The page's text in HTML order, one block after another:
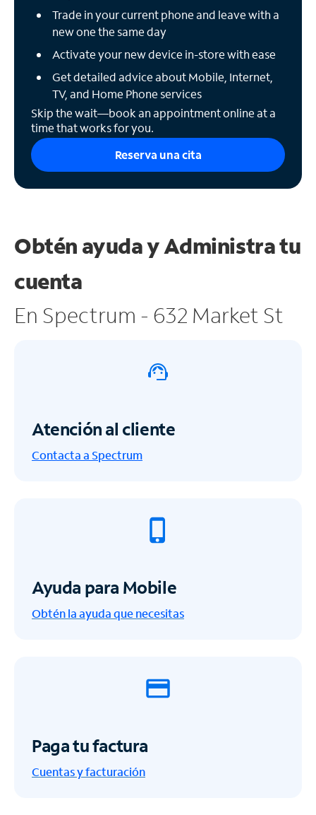
Trade in your current phone and leave with a
new one the same day
Activate your new device in-store with ease
Get detailed advice about Mobile, Internet,
TV, and Home Phone services
Skip the wait—book an appointment online at a
time that works for you.
Reserva una cita
Obtén ayuda yAdministra tu
cuenta
En Spectrum - 632 Market St
Atención al cliente
Contacta a Spectrum
Ayuda para Mobile
Obtén la ayuda que necesitas
Paga tu factura
Cuentas y facturación